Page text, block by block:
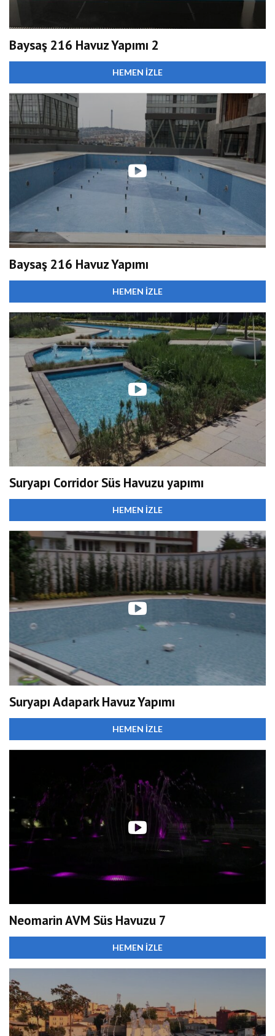
Baysaş 216 Havuz Yapımı 2
HEMEN İZLE
Baysaş 216 Havuz Yapımı
HEMEN İZLE
Suryapı Corridor Süs Havuzu yapımı
HEMEN İZLE
Suryapı Adapark Havuz Yapımı
HEMEN İZLE
Neomarin AVM Süs Havuzu 7
HEMEN İZLE